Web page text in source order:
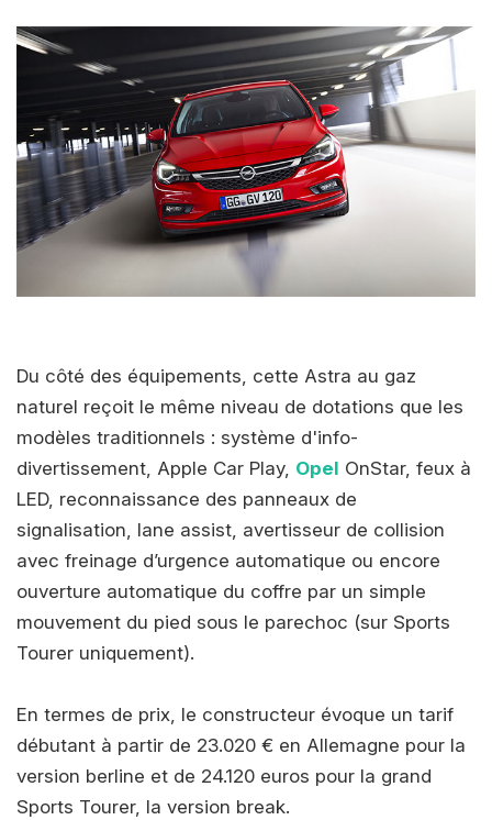
Du côté des équipements, cette Astra au gaz
naturel reçoit le même niveau de dotations que les
modèles traditionnels : système d'info-
divertissement, Apple Car Play, Opel OnStar, feux à
LED, reconnaissance des panneaux de
signalisation, lane assist, avertisseur de collision
avec freinage d’urgence automatique ou encore
ouverture automatique du coffre par un simple
mouvement du pied sous le parechoc (sur Sports
Tourer uniquement).
En termes de prix, le constructeur évoque un tarif
débutant à partir de 23.020 € en Allemagne pour la
version berline et de 24.120 euros pour la grand
Sports Tourer, la version break.